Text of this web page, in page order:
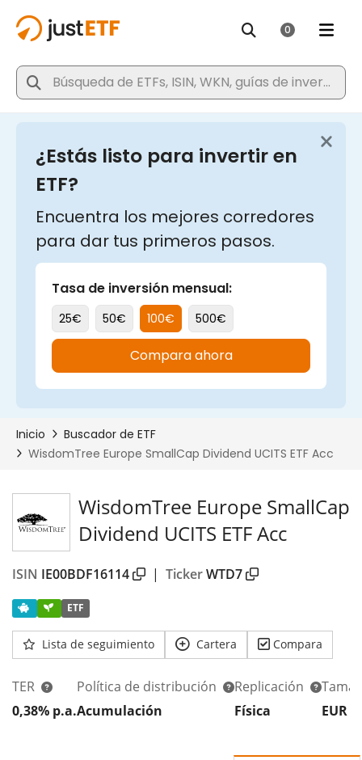
WisdomTree Europe SmallCap
Dividend UCITS ETF Acc
ISIN IE00BDF16114 | TickerWTD7
ETF
Lista de seguimiento Cartera Compara
TER
0,38% p.a.
Política de distribución
Acumulación
Replicación
Física
EUR